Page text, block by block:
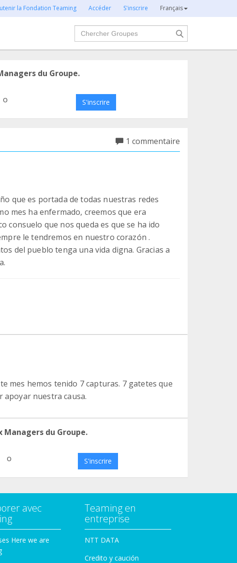
la Fondation Teaming Accéder S'inscrire Français
Chercher
du Groupe.
o S'inscrire
1 commentaire
que es portada de todas nuestras redes
mes ha enfermado, creemos que era
consuelo que nos queda es que se ha ido
le tendremos en nuestro corazón .
del pueblo tenga una vida digna. Gracias a
mes hemos tenido 7 capturas. 7 gatetes que
apoyar nuestra causa.
du Groupe.
o S'inscrire
avec
Here we are
Teaming en
entreprise
NTT DATA
Credito y caución